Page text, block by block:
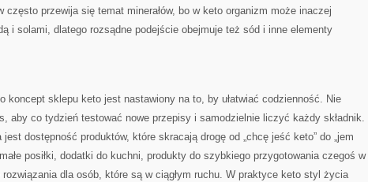
często przewija się temat minerałów, bo w keto organizm może inaczej
i solami, dlatego rozsądne podejście obejmuje też sód i inne elementy
koncept sklepu keto jest nastawiony na to, by ułatwiać codzienność. Nie
aby co tydzień testować nowe przepisy i samodzielnie liczyć każdy składnik.
jest dostępność produktów, które skracają drogę od „chcę jeść keto” do „jem
posiłki, dodatki do kuchni, produkty do szybkiego przygotowania czegoś w
dla osób, które są w ciągłym ruchu. W praktyce keto styl życia